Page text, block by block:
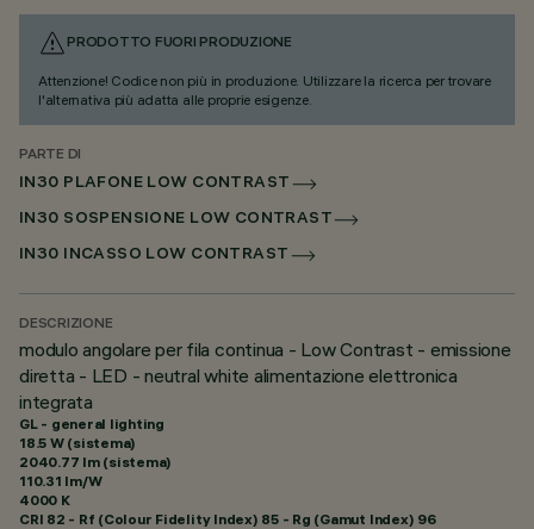
PRODOTTO FUORI PRODUZIONE
Attenzione! Codice non più in produzione. Utilizzare la ricerca per trovare
l'alternativa più adatta alle proprie esigenze.
PARTE DI
IN30 PLAFONE LOW CONTRAST
IN30 SOSPENSIONE LOW CONTRAST
IN30 INCASSO LOW CONTRAST
DESCRIZIONE
modulo angolare per fila continua - Low Contrast - emissione
diretta - LED - neutral white alimentazione elettronica
integrata
GL - general lighting
18.5 W (sistema)
2040.77 lm (sistema)
110.31 lm/W
4000 K
CRI 82 - Rf (Colour Fidelity Index) 85 - Rg (Gamut Index) 96